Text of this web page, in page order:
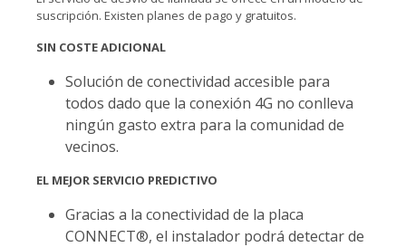
suscripción. Existen planes de pago y gratuitos.
SIN COSTE ADICIONAL
Solución de conectividad accesible para
todos dado que la conexión 4G no conlleva
ningún gasto extra para la comunidad de
vecinos.
EL MEJOR SERVICIO PREDICTIVO
Gracias a la conectividad de la placa
CONNECT®, el instalador podrá detectar de